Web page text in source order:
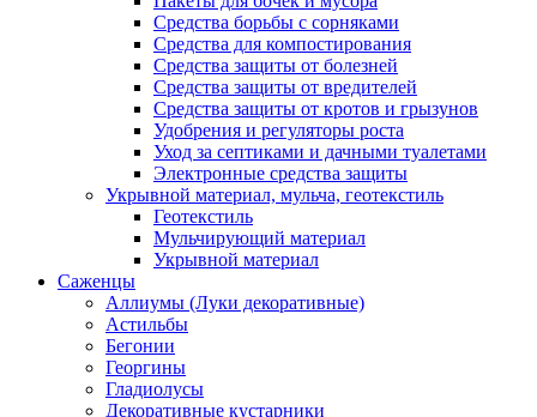
Средства борьбы с сорняками
Средства для компостирования
Средства защиты от болезней
Средства защиты от вредителей
Средства защиты от кротов и грызунов
Удобрения и регуляторы роста
Уход за септиками и дачными туалетами
Электронные средства защиты
Укрывной материал, мульча, геотекстиль
Геотекстиль
Мульчирующий материал
Укрывной материал
Саженцы
Аллиумы (Луки декоративные)
Астильбы
Бегонии
Георгины
Гладиолусы
Декоративные кустарники